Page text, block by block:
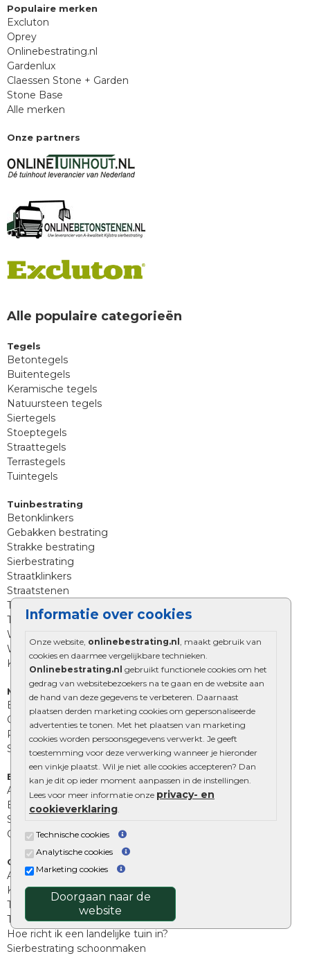
Informatie over cookies
Onze website, onlinebestrating.nl , maakt gebruik van
cookies en daarmee vergelijkbare technieken.
Onlinebestrating.nl gebruikt functionele cookies om het
gedrag van websitebezoekers na te gaan en de website aan
de hand van deze gegevens te verbeteren. Daarnaast
plaatsen derden marketing cookies om gepersonaliseerde
advertenties te tonen. Met het plaatsen van marketing
cookies worden persoonsgegevens verwerkt. Je geeft
toestemming voor deze verwerking wanneer je hieronder
een vinkje plaatst. Wil je niet alle cookies accepteren? Dan
kan je dit op ieder moment aanpassen in de instellingen.
Lees voor meer informatie onze privacy- en
cookieverklaring
Technische cookies
Analytische cookies
Marketing cookies
Doorgaan naar de
website
Populaire merken
Excluton
Oprey
Onlinebestrating.nl
Gardenlux
Claessen Stone + Garden
Stone Base
Alle merken
Onze partners
Alle populaire categorieën
Tegels
Betontegels
Buitentegels
Keramische tegels
Natuursteen tegels
Siertegels
Stoeptegels
Straattegels
Terrastegels
Tuintegels
Tuinbestrating
Betonklinkers
Gebakken bestrating
Strakke bestrating
Sierbestrating
Straatklinkers
Straatstenen
Trommelstenen
Tuinstenen
Waalformaat
Wildverband bestrating
Kingstones
Muurelementen
Betonbielzen
Opsluitbanden
Palissades
Stapelblokken
Extra benodigdheden
Afwatering en diversen
Beplantings en betonelementen
Split, grind en zand
Oprit tegels
Overig
Aanbiedingen
Kunstgras
Tuintegels outlet
Terrastegels leggen
Hoe richt ik een landelijke tuin in?
Sierbestrating schoonmaken